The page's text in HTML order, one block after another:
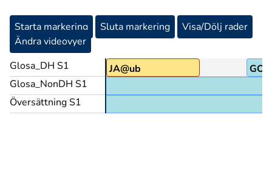
Starta markering Sluta markering
Visa/Dölj rader
Ändra videovyer
Glosa_DH S1
Glosa_NonDH S1
Översättning S1
JA@ub